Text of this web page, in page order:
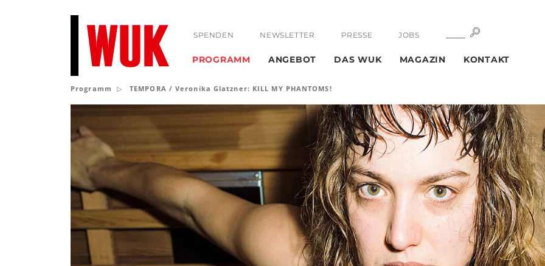
SPENDEN NEWSLETTER PRESSE JOBS SUCHE
PROGRAMM ANGEBOT DAS WUK MAGAZIN KONTAKT
Programm TEMPORA / Veronika Glatzner: KILL MY PHANTOMS!